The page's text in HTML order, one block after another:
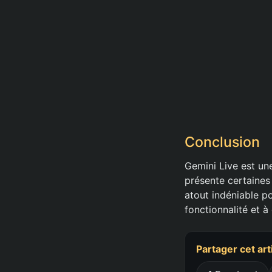
Conclusion
Gemini Live est
présente
atout indéniable
fonctionnalité et à
Partager cet